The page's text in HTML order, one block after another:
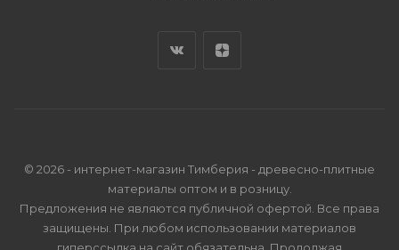
© 2026 - интернет-магазин Тимберия - древесно-плитные
материалы оптом и в розницу.
Предложения не являются публичной офертой. Все права
защищены. При любом использовании материалов